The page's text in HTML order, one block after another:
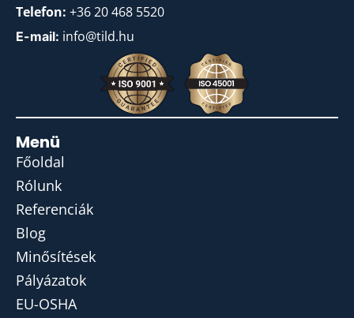
Telefon: +36 20 468 5520
E-mail: info@tild.hu
Menü
Főoldal
Rólunk
Referenciák
Blog
Minősítések
Pályázatok
EU-OSHA